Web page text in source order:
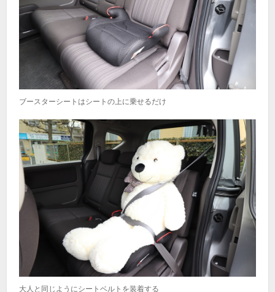
ブースターシートはシートの上に乗せるだけ
大人と同じようにシートベルトを装着する